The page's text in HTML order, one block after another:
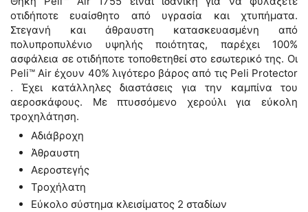
οτιδήποτε ευαίσθητο από υγρασία και χτυπήματα.
Στεγανή και άθραυστη κατασκευασμένη από
πολυπροπυλένιο υψηλής ποιότητας, παρέχει 100%
ασφάλεια σε οτιδήποτε τοποθετηθεί στο εσωτερικό της. Οι
Peli™ Air έχουν 40% λιγότερο βάρος από τις Peli Protector
. Έχει κατάλληλες διαστάσεις για την καμπίνα του
αεροσκάφους. Με πτυσσόμενο χερούλι για εύκολη
τροχηλάτηση.
Αδιάβροχη
Άθραυστη
Αεροστεγής
Τροχήλατη
Εύκολο σύστημα κλεισίματος 2 σταδίων